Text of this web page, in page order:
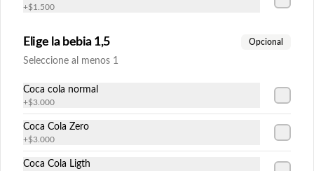
+$1.500
Elige la bebia 1,5 Opcional
Seleccione al menos 1
Coca cola normal
+$3.000
Coca Cola Zero
+$3.000
Coca Cola Ligth